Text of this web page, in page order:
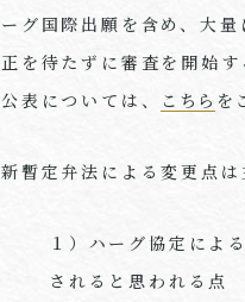
ーグ国際出願を含め、大
正を待たずに審査を開始
公表については、
こちら を
新暫定弁法による変更点は
１）ハーグ協定によ
されると思われる点